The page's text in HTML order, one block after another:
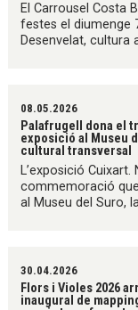
El Carrousel Costa
festes el diumenge
Desenvelat, cultura
08.05.2026
Palafrugell dona el
exposició al Museu
cultural transversal
L’exposició
commemoració
al Museu del Suro,
30.04.2026
Flors i Violes 2026
inaugural de